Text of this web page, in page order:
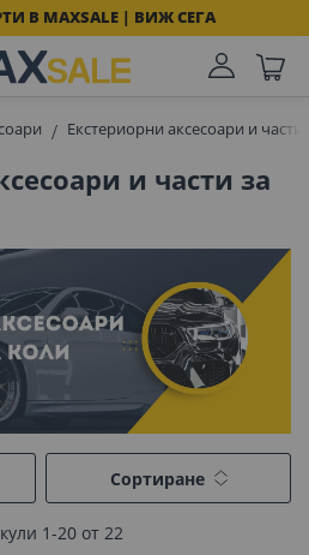
В MAXSALE | ВИЖ СЕГА
Екстериорни аксесоари и части
и части за
1-20от 22
Сортиране